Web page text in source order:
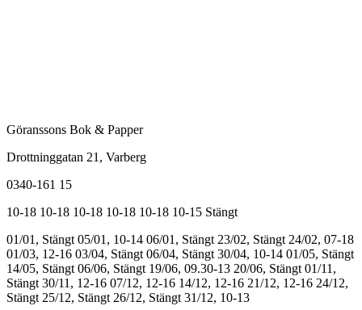
Göranssons Bok & Papper
Drottninggatan 21 , Varberg
0340-161 15
10-18 10-18 10-18 10-18 10-18 10-15 Stängt
01/01, Stängt 05/01, 10-14 06/01, Stängt 23/02, Stängt 24/02, 07-18
01/03, 12-16 03/04, Stängt 06/04, Stängt 30/04, 10-14 01/05, Stängt
14/05, Stängt 06/06, Stängt 19/06, 09.30-13 20/06, Stängt 01/11,
Stängt 30/11, 12-16 07/12, 12-16 14/12, 12-16 21/12, 12-16 24/12,
Stängt 25/12, Stängt 26/12, Stängt 31/12, 10-13